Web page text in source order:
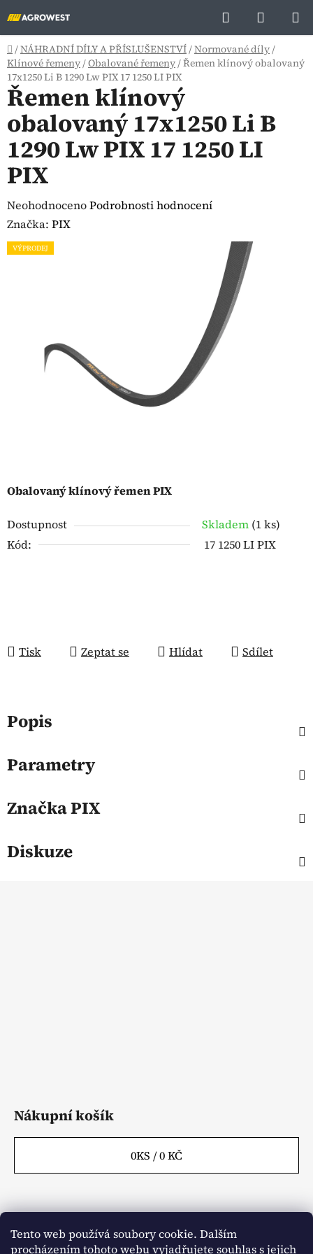
Tento web používá soubory cookie. Dalším
procházením tohoto webu vyjadřujete souhlas s jejich
na
obsah
Hledat
KOŠÍK
Domů
/NÁHRADNÍ DÍLY A PŘÍSLUŠENSTVÍ/Normované díly/
Klínové řemeny/Obalované řemeny/Řemen klínový obalovaný
17x1250 Li B 1290 Lw PIX 17 1250 LI PIX
Obalovaný klínový řemen PIX
Dostupnost Skladem (1 ks)
Kód:
17 1250 LI PIX
Tisk Zeptat se Hlídat Sdílet
Řemen klínový
obalovaný 17x1250 Li B
1290 Lw PIX 17 1250 LI
PIX
Průměrné
hodnocení
produktu
NeohodnocenoPodrobnosti hodnocení
Značka: PIX
VÝPRODEJ
Popis
Parametry
ZnačkaPIX
Diskuze
Nákupní košík
0KS /0 KČ
Webové stránky Kontakty